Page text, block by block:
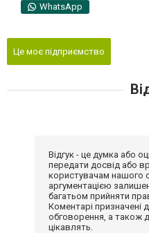
WhatsApp
Це моє підприємство
Відгук - це думка або
передати досвід або
користувачам нашого
аргументацією
багатьом прийняти
Коментарі призначені
обговорення, а також
цікавлять.